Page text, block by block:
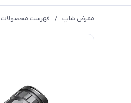
ممرض شاپ / فهرست محصولات